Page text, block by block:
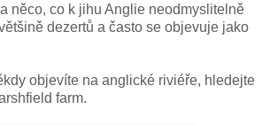
něco, co k jihu Anglie neodmyslitelně
dezertů a často se objevuje jako
objevíte na anglické riviéře, hledejte
farm.